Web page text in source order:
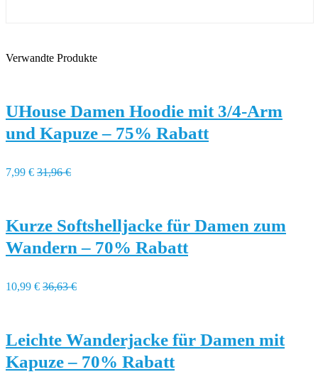
Verwandte Produkte
UHouse Damen Hoodie mit 3/4-Arm
und Kapuze – 75% Rabatt
7,99 € 31,96 €
Kurze Softshelljacke für Damen zum
Wandern – 70% Rabatt
10,99 € 36,63 €
Leichte Wanderjacke für Damen mit
Kapuze – 70% Rabatt